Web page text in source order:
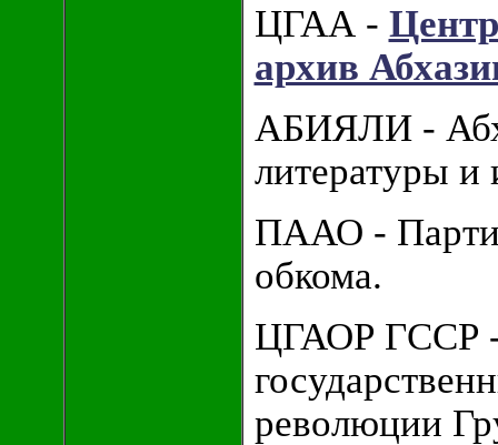
ЦГАА -
архив
АБИЯЛИ -
литературы и
ПААО -
обкома.
ЦГАОР ГССР
революции